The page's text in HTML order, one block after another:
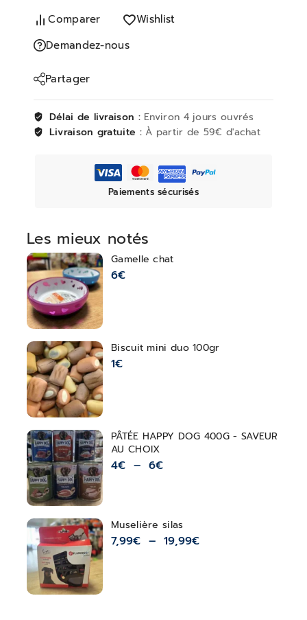
Les mieux notés
Gamelle chat
6€
Biscuit mini duo 100gr
1€
PÂTÉE HAPPY DOG 400G - SAVEUR
AU CHOIX
4€ – 6€
Muselière silas
7,99€ – 19,99€
Comparer
Wishlist
Demandez-nous
Partager
Délai de livraison : Environ 4 jours ouvrés
Livraison gratuite :À partir de 59€ d'achat
Paiements sécurisés